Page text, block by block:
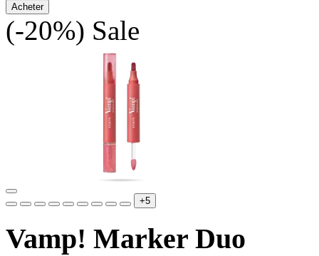
Acheter
(-20%) Sale
+5
Vamp! Marker Duo